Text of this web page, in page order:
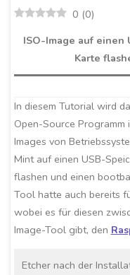
0 (0)
ISO-Image auf einen
Karte
In diesem Tutorial wird
Open-Source
Images von
Mint auf einen USB-
flashen und einen
Tool hatte auch bereits
wobei es für diesen
Image-Tool gibt, den
Etcher nach der